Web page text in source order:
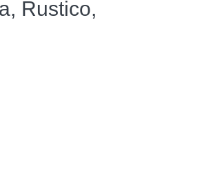
Rustico,